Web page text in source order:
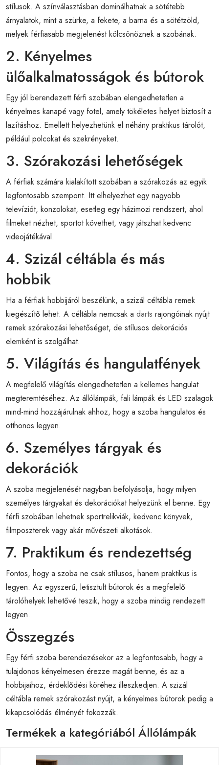
stílusok. A színválasztásban dominálhatnak a sötétebb
árnyalatok, mint a szürke, a fekete, a barna és a sötétzöld,
melyek férfiasabb megjelenést kölcsönöznek a szobának.
2. Kényelmes
ülőalkalmatosságok és bútorok
Egy jól berendezett férfi szobában elengedhetetlen a
kényelmes kanapé vagy fotel, amely tökéletes helyet biztosít a
lazításhoz. Emellett helyezhetünk el néhány praktikus tárolót,
például polcokat és szekrényeket.
3. Szórakozási lehetőségek
A férfiak számára kialakított szobában a szórakozás az egyik
legfontosabb szempont. Itt elhelyezhet egy nagyobb
televíziót, konzolokat, esetleg egy házimozi rendszert, ahol
filmeket nézhet, sportot követhet, vagy játszhat kedvenc
videojátékával.
4. Szizál céltábla és más
hobbik
Ha a férfiak hobbijáról beszélünk, a szizál céltábla remek
kiegészítő lehet. A céltábla nemcsak a darts rajongóinak nyújt
remek szórakozási lehetőséget, de stílusos dekorációs
elemként is szolgálhat.
5. Világítás és hangulatfények
A megfelelő világítás elengedhetetlen a kellemes hangulat
megteremtéséhez. Az állólámpák, fali lámpák és LED szalagok
mind-mind hozzájárulnak ahhoz, hogy a szoba hangulatos és
otthonos legyen.
6. Személyes tárgyak és
dekorációk
A szoba megjelenését nagyban befolyásolja, hogy milyen
személyes tárgyakat és dekorációkat helyezünk el benne. Egy
férfi szobában lehetnek sportrelikviák, kedvenc könyvek,
filmposzterek vagy akár művészeti alkotások.
7. Praktikum és rendezettség
Fontos, hogy a szoba ne csak stílusos, hanem praktikus is
legyen. Az egyszerű, letisztult bútorok és a megfelelő
tárolóhelyek lehetővé teszik, hogy a szoba mindig rendezett
legyen.
Összegzés
Egy férfi szoba berendezésekor az a legfontosabb, hogy a
tulajdonos kényelmesen érezze magát benne, és az a
hobbijaihoz, érdeklődési köréhez illeszkedjen. A szizál
céltábla remek szórakozást nyújt, a kényelmes bútorok pedig a
kikapcsolódás élményét fokozzák.
Termékek a kategóriából Állólámpák